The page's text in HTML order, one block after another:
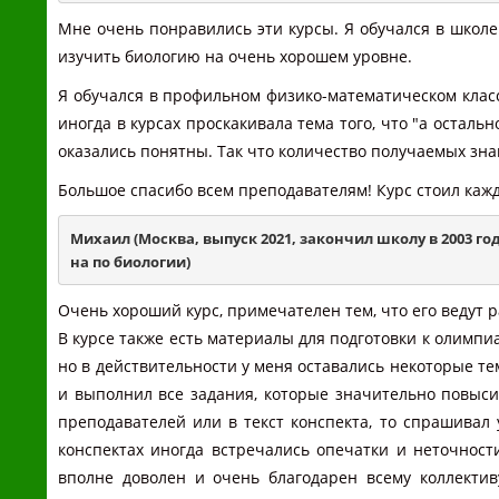
Мне очень понравились эти курсы. Я обучался в
изучить биологию на очень хорошем уровне.
Я обучался в профильном физико-математическом
иногда в курсах проскакивала тема того, что "а
оказались понятны. Так что количество получаемых
Большое спасибо всем преподавателям! Курс стоил
Михаил (Москва, выпуск 2021, закончил школу в 2003
на по биологии)
Очень хороший курс, примечателен тем, что его
В курсе также есть материалы для подготовки к
но в действительности у меня оставались некоторые
и выполнил все задания, которые значительно
преподавателей или в текст конспекта, то
конспектах иногда встречались опечатки и
вполне доволен и очень благодарен всему